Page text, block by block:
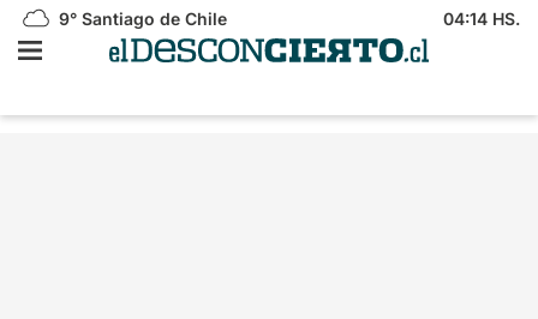
9° Santiago de Chile 04:14 HS.